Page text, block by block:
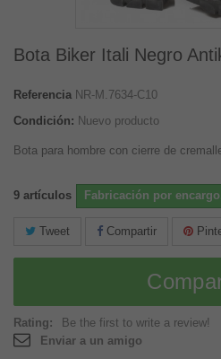
Bota Biker Itali Negro
Referencia NR-M.7634-C10
Condición: Nuevo producto
Bota para hombre con cierre de
9 artículos Fabricación por
Tweet Compartir
Rating:
Be the first to write a review!
Enviar a un amigo